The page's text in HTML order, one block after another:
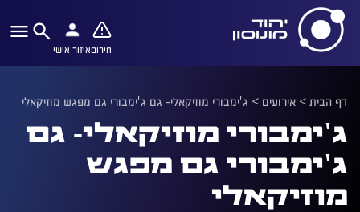
חירוםאיזור אישי
דף הבית> אירועים > ג'ימבורי מוזיקאלי- גם ג'ימבורי גם מפגש מוזיקאלי
ג'ימבורי מוזיקאלי- גם
ג'ימבורי גם מפגש
מוזיקאלי